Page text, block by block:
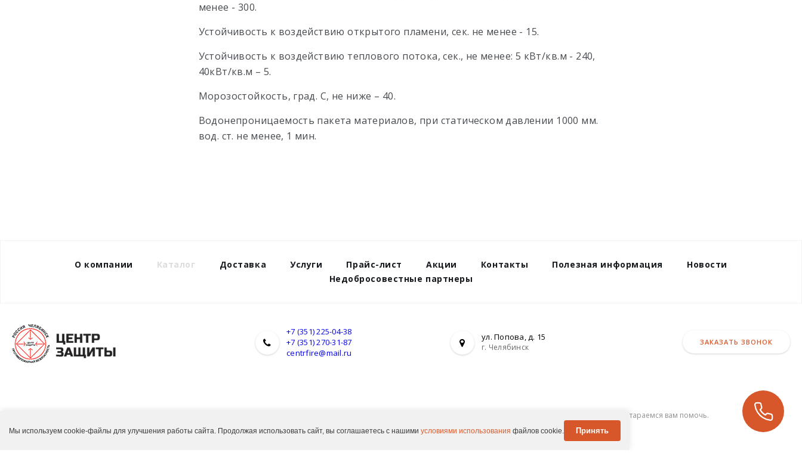
менее - 300.
Устойчивость к воздействию открытого пламени, сек. не менее - 15.
Устойчивость к воздействию теплового потока, сек., не менее: 5 кВт/кв.м - 240,
40кВт/кв.м – 5.
Морозостойкость, град. С, не ниже – 40.
Водонепроницаемость пакета материалов, при статическом давлении 1000 мм.
вод. ст. не менее, 1 мин.
О компании Каталог Доставка Услуги Прайс-лист Акции Контакты Полезная информация
Новости
Недобросовестные партнеры
+7 (351) 225-04-38
+7 (351) 270-31-87
centrfire@mail.ru
ул. Попова, д. 15
г. Челябинск
ЗАКАЗАТЬ ЗВОНОК
и мы постараемся вам помочь.
© 2026 ООО "Центр защиты"
Мы используем cookie-файлы для улучшения работы сайта. Продолжая использовать сайт, вы соглашаетесь с нашими условиями использования файлов cookie. Принять